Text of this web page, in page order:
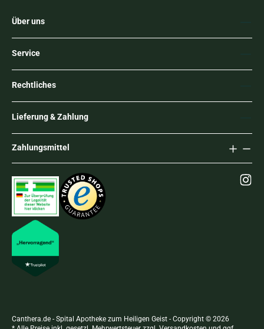
Über uns
Service
Rechtliches
Lieferung & Zahlung
Zahlungsmittel
Canthera.de - Spital Apotheke zum Heiligen Geist - Copyright © 2026